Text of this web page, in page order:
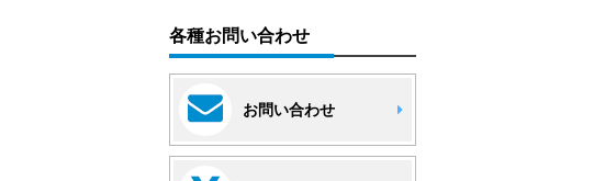
各種お問い合わせ
お問い合わせ